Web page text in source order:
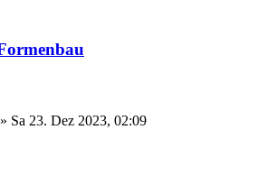
» Sa 23. Dez 2023, 02:09